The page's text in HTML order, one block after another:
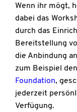
Wenn ihr mögt,
dabei das
durch das
Bereitstellung
die Anbindung
zum Beispiel den
Foundation,
jederzeit
Verfügung.